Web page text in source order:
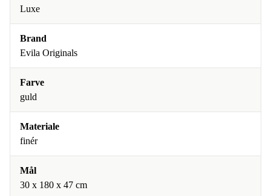
Luxe
Brand
Evila Originals
Farve
guld
Materiale
finér
Mål
30 x 180 x 47 cm